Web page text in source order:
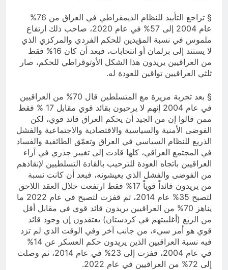
§ تراجع التأييد للنظام الديمقراطي في العراق من 76%
عام 2004 إلى 57% في عام 2020، صاحب ذلك ارتفاع
ملموس في نسبة المؤيدين للحكم الفردي والمركزي الذي
لا يستند إلى برلمان أو انتخابات، فبعد أن كان 16% فقط
من العراقيين يريدون هذا الشكل الأوتوقراطي للحكم، صار
ثلثي العراقيين تواقين للعودة له.
§ بعد تجربة مريرة مع المتسلطين قال 70% من العراقيين
في عام 2004 إنهم لا يرحبون بقائد قوي مقابل 17 % فقط
ممن قالوا إن من الجيد أن يحكم العراق قائد قوي، لكن
الفوضى الأمنية والسياسية والاقتصادية والاجتماعية والفشل
الذريع للنظام السياسي في العراق وتعمّق الطائفية والفساد
في المجتمع العراقي، كلها قادت إلى تغيير جذري في آراء
العراقيين باتجاه العودة للترحيب بالقادة التسلطيين لإنقاذهم
من الفوضى والفشل الذي يعيشونه، فبعد أن كانت نسبة
من يريدون قائداً قوياً 17% فقط ارتفعت خلال العقد اللاحق
لتصبح 35% عام 2014، ثم قفزت لتصبح في عام 2022 ما
يناهز 70% من العراقيين يريدون قائد قوي في مقابل أقل
من الربع (أغلبيتهم في كردستان) يعتقدون إن وجود قائد
قوي هو أمر سيء، من جانب آخر وفي الوقت الذي لم تزد
فيه نسبة العراقيين الذين يريدون حكم العسكر عن 14%
في عام 2004، قفزت إلى 23% في عام 2014، ثم وصلت
إلى 72% من العراقيين في عام 2022.